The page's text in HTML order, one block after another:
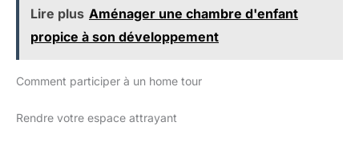
niveau bancaire (AES-128) :
c'est la garantie que vos
images restent strictement
carte microSD jusqu'à 512 Go
(non incluse). Votre foyer, votre
mouvements dynamiques.
la caméra est étanche jusqu'à
multitude de scénarios de prise
Lire plus Aménager une chambre d'enfant
propice à son développement
Comment participer à un home tour
Rendre votre espace attrayant